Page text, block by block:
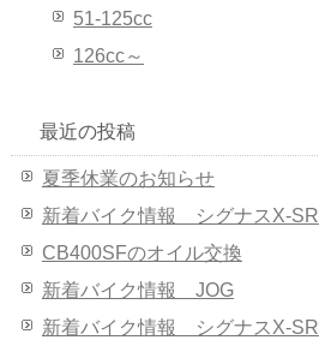
51-125cc
126cc～
最近の投稿
夏季休業のお知らせ
新着バイク情報 シグナスX-SR
CB400SFのオイル交換
新着バイク情報 JOG
新着バイク情報 シグナスX-SR